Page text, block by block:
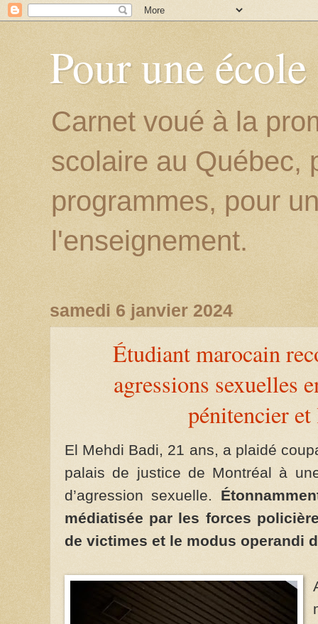
Pour une
Carnet voué à la
scolaire au Québec,
programmes, pour
l'enseignement.
samedi 6 janvier 2024
Étudiant marocain
agressions sexuelles
pénitencier
El Mehdi Badi, 21 ans, a plaidé
palais de justice de Montréal à
d’agression sexuelle.
médiatisée par les forces
de victimes et le modus operandi